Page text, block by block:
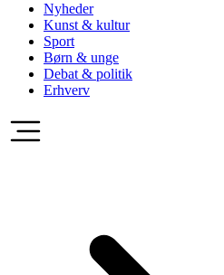
Nyheder
Kunst & kultur
Sport
Børn & unge
Debat & politik
Erhverv